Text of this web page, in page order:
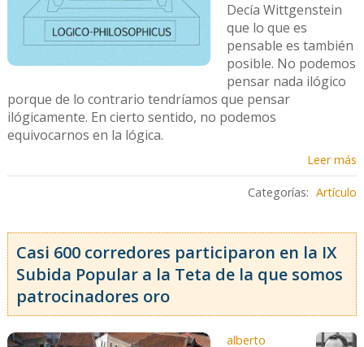
Decía Wittgenstein
que lo que es
pensable es también
posible. No podemos
pensar nada ilógico
porque de lo contrario tendríamos que pensar
ilógicamente. En cierto sentido, no podemos
equivocarnos en la lógica.
Leer más
Categorías: Artículo
Casi 600 corredores participaron en la IX
Subida Popular a la Teta de la que somos
patrocinadores oro
alberto